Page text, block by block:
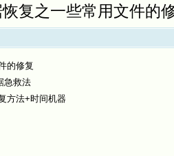
复之一些常用文件的
的修复
急救法
方法+时间机器